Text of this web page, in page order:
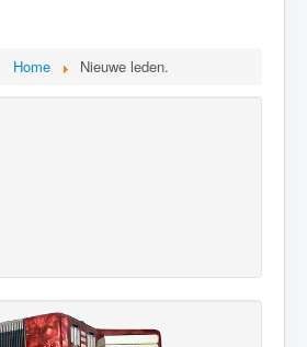
Home Nieuwe leden.